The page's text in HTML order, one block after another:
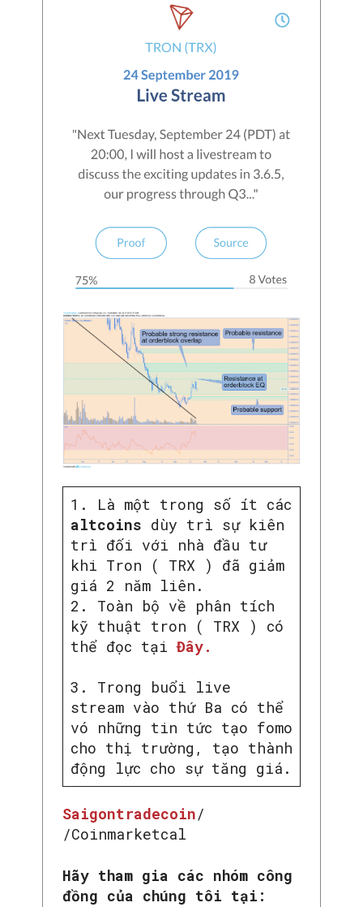
1. Là một trong số ít các
altcoins dùy trì sự kiên
trì đối với nhà đầu tư
khi Tron ( TRX ) đã giảm
giá 2 năm liên.
2. Toàn bộ về phân tích
kỹ thuật tron ( TRX ) có
thể đọc tạiĐây.
3. Trong buổi live
stream vào thứ Ba có thể
vó những tin tức tạo fomo
cho thị trường, tạo thành
động lực cho sự tăng giá.
Saigontradecoin/
/Coinmarketcal
Hãy tham gia các nhóm công
đồng của chúng tôi tại: